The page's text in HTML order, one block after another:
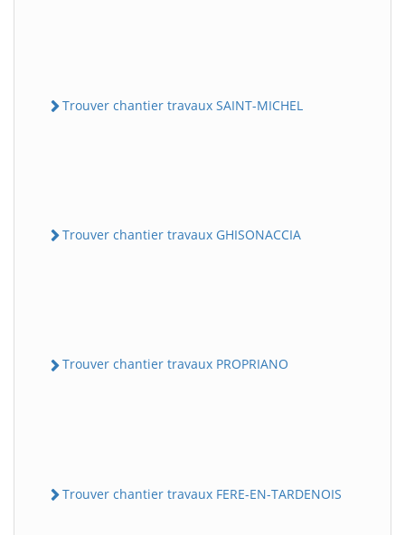
Trouver chantier travaux SAINT-MICHEL
Trouver chantier travaux GHISONACCIA
Trouver chantier travaux PROPRIANO
Trouver chantier travaux FERE-EN-TARDENOIS